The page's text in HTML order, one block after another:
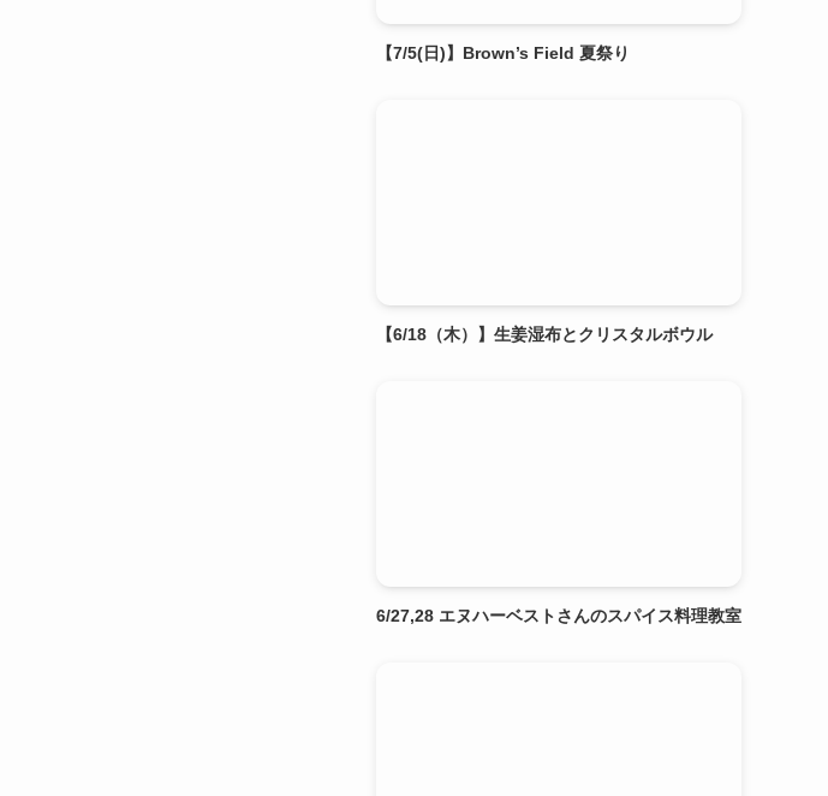
【7/5(日)】Brown’s Field 夏祭り
【6/18（木）】生姜湿布とクリスタルボウル
6/27,28 エヌハーベストさんのスパイス料理教室